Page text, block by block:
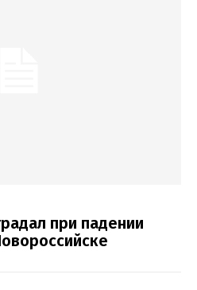
при падении